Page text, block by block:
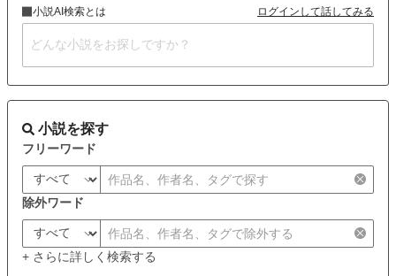
小説AI検索とは ログインして話してみる
小説を探す
フリーワード
除外ワード
+ さらに詳しく検索する